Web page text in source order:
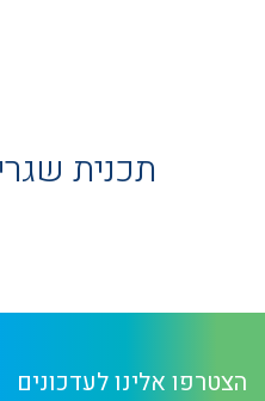
תכנית
הצטרפו אלינו לעדכונים